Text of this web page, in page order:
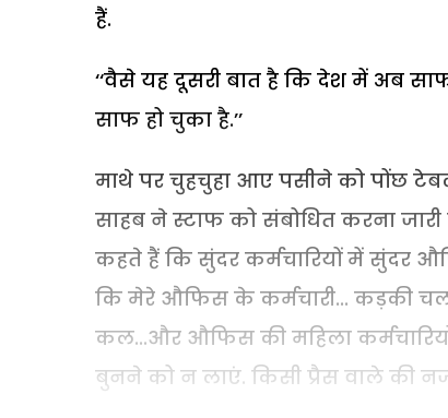
हैं.
‘‘वैसे यह दूसरी बात है कि देश में अब
साफ हो चुका है.’’
माथे पर चुहचुहा आए पसीने को पोंछ
साहब ने स्टाफ को संबोधित करना
कहते हैं कि सुंदर कर्मचारियों में सुंदर
कि मेरे औफिस के कर्मचारी... कड़की चल
कल...और औफिस की महिला
बुनने को न लाएं. किसी प्रैस वाले की